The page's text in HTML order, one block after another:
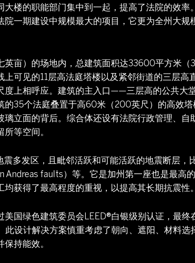
大楼的职能部门集中到一起，提高了法院的效
院一期建设中规模最大的项目，它更为全州大
英亩）的场地内，总建筑面积达33600平方米
上可见的11层高法庭塔楼以及紧邻街道的三层高
度上相呼应。建筑的主入口——三层高的公共
的35个法庭叠置于高60米（200英尺）的高效
璃立面的背后。综合体还设有法院行政管理、自
等空间。
震多发区，且毗邻活跃和可能活跃的地震断层，
Andreas faults）等。它是加州第一座也是最高
获得了最高程度的重视，以提高其长期抗震性。
美国绿色建筑委员会LEED®白银级别认证，最
此设计解决方案慎重考虑了朝向、遮阳、材料
持能效。